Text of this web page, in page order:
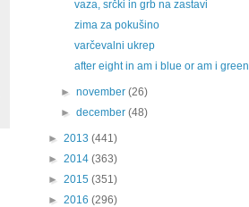
vaza, srčki in grb na zastavi
zima za pokušino
varčevalni ukrep
after eight in am i blue or am i green
►november(26)
►december(48)
► 2013 (441)
► 2014 (363)
► 2015 (351)
► 2016 (296)